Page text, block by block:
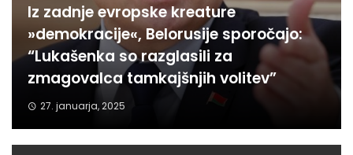
Iz zadnje evropske kreature
»demokracije«, Belorusije sporočajo:
“Lukašenka so razglasili za
zmagovalca tamkajšnjih volitev”
27. januarja, 2025